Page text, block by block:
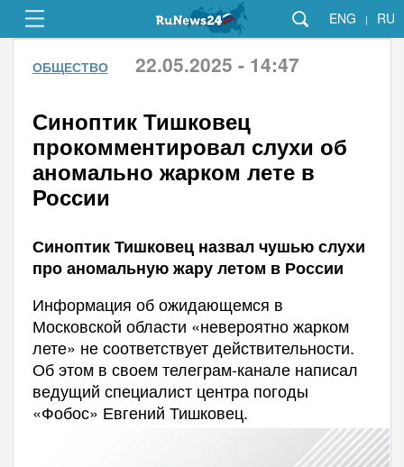
ENG | RU
ОБЩЕСТВО 22.05.2025 - 14:47
Синоптик Тишковец
прокомментировал слухи об
аномально жарком лете в
России
Синоптик Тишковец назвал чушью слухи
про аномальную жару летом в России
Информация об ожидающемся в
Московской области «невероятно жарком
лете» не соответствует действительности.
Об этом в своем телеграм-канале написал
ведущий специалист центра погоды
«Фобос» Евгений Тишковец.